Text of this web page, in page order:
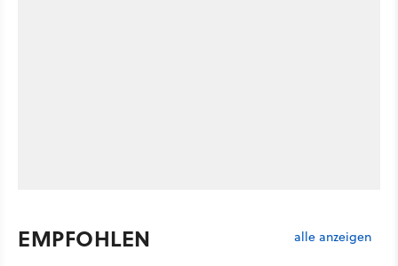
EMPFOHLEN alle anzeigen